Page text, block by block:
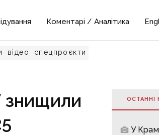
Коментарі / Аналітика
відео спецпроєкти
знищили
ОСТАННІ
У